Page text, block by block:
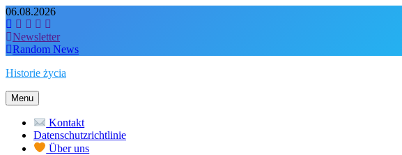
Skip
to
content
06.08.2026
Newsletter
Random News
Historie życia
Menu
Kontakt
Datenschutzrichtlinie
Über uns